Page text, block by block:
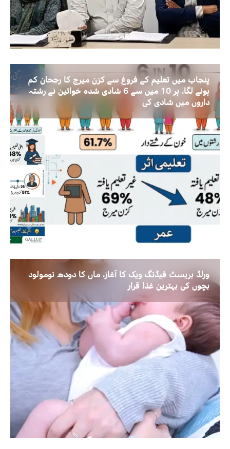
پنجاب میں تعلیم کے فروغ سے کزن میرج کا رجحان کم
ہونے لگا، ہر 10 میں سے 6 شادی شدہ خواتین نے رشتہ
داروں میں شادی کی
ورلڈ بریسٹ فیڈنگ ویک کا آغاز، ماں کا دودھ نومولود
بچوں کی بہترین غذا قرار